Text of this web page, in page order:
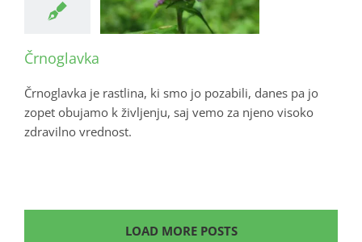
Črnoglavka
Črnoglavka je rastlina, ki smo jo pozabili, danes pa jo
zopet obujamo k življenju, saj vemo za njeno visoko
zdravilno vrednost.
LOAD MORE POSTS